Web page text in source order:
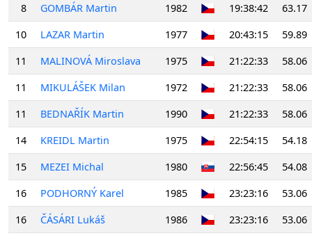
8
GOMBÁR Martin 1982 19:38:42
63.17
10
LAZAR Martin 1977 20:43:15
59.89
11
MALINOVÁ Miroslava 1975 21:22:33
58.06
11
MIKULÁŠEK Milan 1972 21:22:33
58.06
11
BEDNAŘÍK Martin 1990 21:22:33
58.06
14
KREIDL Martin 1975 22:54:15
54.18
15
MEZEI Michal 1980 22:56:45
54.08
16
PODHORNÝ Karel 1985 23:23:16
53.06
16
ČÁSÁRI Lukáš 1986 23:23:16
53.06